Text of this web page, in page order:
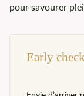
pour savourer
Early